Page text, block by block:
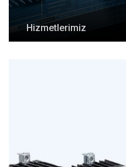
Hizmetlerimiz